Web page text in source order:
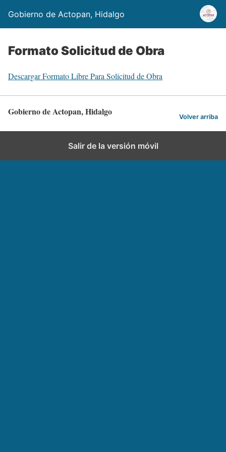
Gobierno de Actopan, Hidalgo
Formato Solicitud de Obra
Descargar Formato Libre Para Solicitud de Obra
Gobierno de Actopan, Hidalgo Volver arriba
Salir de la versión móvil